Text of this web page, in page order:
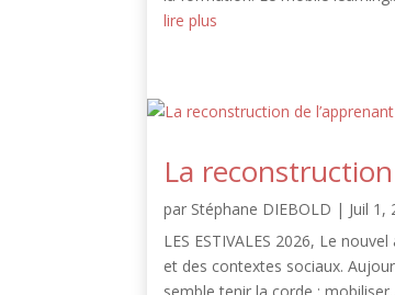
lire plus
La
par Stéphane DIEBOLD | Juil 1,
LES ESTIVALES 2026, Le
et des contextes sociaux.